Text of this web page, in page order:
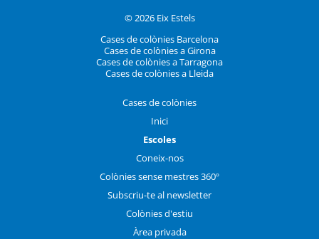
© 2026 Eix Estels
Cases de colònies Barcelona
Cases de colònies a Girona
Cases de colònies a Tarragona
Cases de colònies a Lleida
Cases de colònies
Inici
Escoles
Coneix-nos
Colònies sense mestres 360º
Subscriu-te al newsletter
Colònies d'estiu
Àrea privada